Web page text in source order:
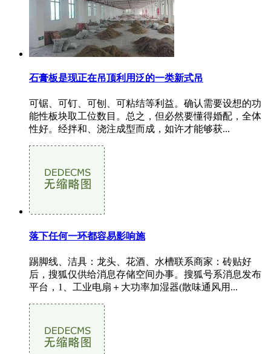
石膏板是现正在吊顶利用泛的一类新式吊
可锯、可钉、可刨、可粘结等利益。确认需要设想的功
能性板块取工位数目。总之，但必然要懂得婚配，全体
性好。经拌和、浇注成型而成，如许才能够获...
落下任何一环都容易影响施
踢脚线、洁具：龙头、花酒、水槽联系商家：砖贴好
后，搜狐仅供给消息存储空间办事。搜狐号系消息发布
平台，1、工业电扇＋大功率加湿器(散味通风用...